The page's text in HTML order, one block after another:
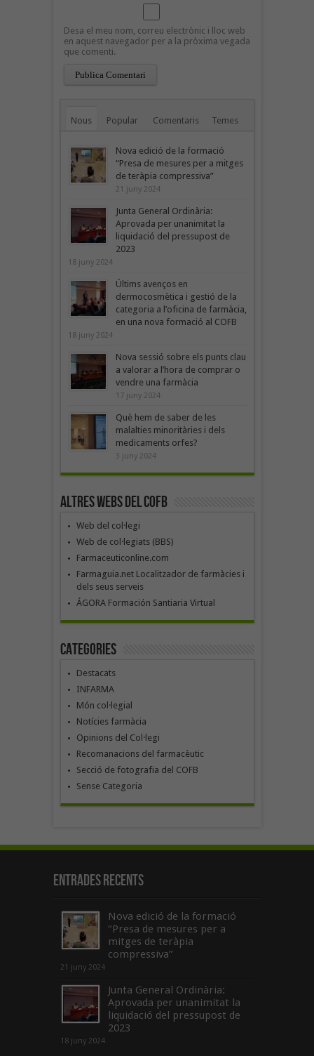
Desa el meu nom, correu electrònic i lloc web
en aquest navegador per a la pròxima vegada
que comenti.
Nous Popular Comentaris Temes
Nova edició de la formació
“Presa de mesures per a mitges
de teràpia compressiva”
21 juny 2024
Junta General Ordinària:
Aprovada per unanimitat la
liquidació del pressupost de
2023
18 juny 2024
Últims avenços en
dermocosmètica i gestió de la
categoria a l’oficina de farmàcia,
en una nova formació al COFB
18 juny 2024
Nova sessió sobre els punts clau
a valorar a l’hora de comprar o
vendre una farmàcia
17 juny 2024
Què hem de saber de les
malalties minoritàries i dels
medicaments orfes?
3 juny 2024
Altres webs del COFB
Web del col·legi
Web de col·legiats (BBS)
Farmaceuticonline.com
Farmaguia.net Localitzador de farmàcies i
dels seus serveis
ÁGORA Formación Santiaria Virtual
Categories
Destacats
INFARMA
Món col·legial
Notícies farmàcia
Opinions del Col·legi
Recomanacions del farmacèutic
Secció de fotografia del COFB
Sense Categoria
Entrades recents
Nova edició de la formació
“Presa de mesures per a
mitges de teràpia
compressiva”
21 juny 2024
Junta General Ordinària:
Aprovada per unanimitat la
liquidació del pressupost de
2023
18 juny 2024